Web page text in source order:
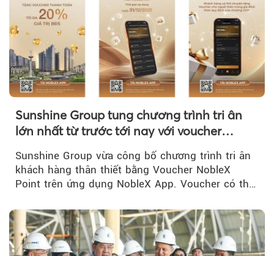
Sunshine Group tung chương trình tri ân
lớn nhất từ trước tới nay với voucher
Sunshine Group vừa công bố chương trình tri ân
khách hàng thân thiết bằng Voucher NobleX
Point trên ứng dụng NobleX App. Voucher có thể